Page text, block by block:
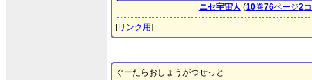
ニセ宇宙人 (10巻76ページ2
[リンク用]
ぐーたらおしょうがつせっと